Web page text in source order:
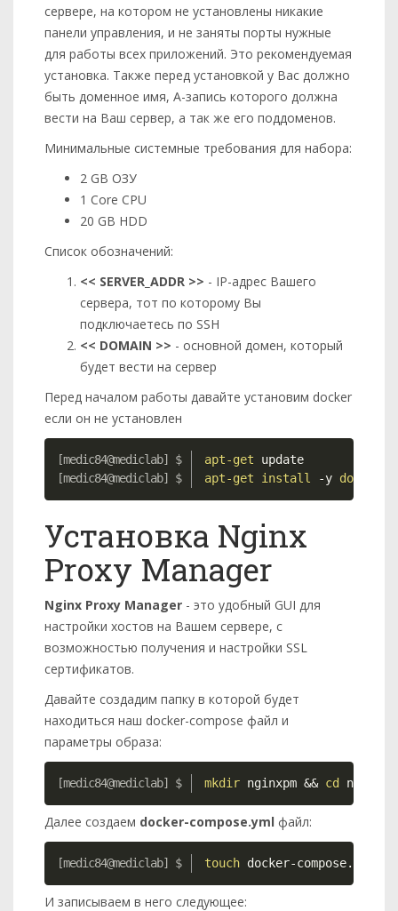
сервере, на котором не установлены никакие
панели управления, и не заняты порты нужные
для работы всех приложений. Это рекомендуемая
установка. Также перед установкой у Вас должно
быть доменное имя, А-запись которого должна
вести на Ваш сервер, а так же его поддоменов.
Минимальные системные требования для набора:
2 GB ОЗУ
1 Core CPU
20 GB HDD
Список обозначений:
<< SERVER_ADDR >> - IP-адрес Вашего
сервера, тот по которому Вы
подключаетесь по SSH
<< DOMAIN >> - основной домен, который
будет вести на сервер
Перед началом работы давайте установим docker
если он не установлен
apt-get update
apt-get
install -y docker
Установка Nginx
Proxy Manager
Nginx Proxy Manager - это удобный GUI для
настройки хостов на Вашем сервере, с
возможностью получения и настройки SSL
сертификатов.
Давайте создадим папку в которой будет
находиться наш docker-compose файл и
параметры образа:
mkdir nginxpm && cd nginxpm
Copy
Далее создаем docker-compose.yml файл:
touch docker-compose.yml
И записываем в него следующее: